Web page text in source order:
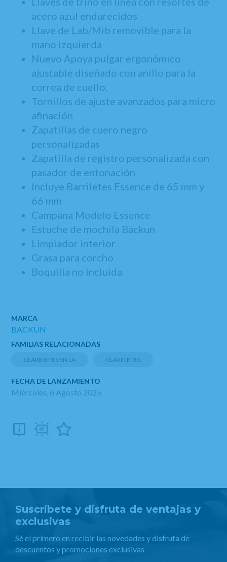
acero azul endurecidos
Llave de Lab/Mib removible para la
mano izquierda
Nuevo Apoya pulgar ergonómico
ajustable diseñado con anillo para la
correa de cuello.
Tornillos de ajuste avanzados para micro
afinación
Zapatillas de cuero negro
personalizadas
Zapatilla de registro personalizada con
pasador de entonación
Incluye Barriletes Essence de 65 mm y
66 mm
Campana Modelo Essence
Estuche de mochila Backun
Limpiador interior
Grasa para corcho
Boquilla no incluida
MARCA
BACKUN
FAMILIAS RELACIONADAS
CLARINETES EN LA CLARINETES
FECHA DE LANZAMIENTO
Miércoles, 6 Agosto 2025
Suscríbete y disfruta de ventajas y
exclusivas
Sé el primero en recibir las novedades y disfruta de
descuentos y promociones exclusivas